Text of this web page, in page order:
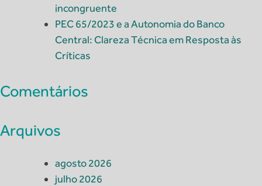
incongruente
PEC 65/2023 e a Autonomia do Banco
Central: Clareza Técnica em Resposta às
Críticas
Comentários
Arquivos
agosto 2026
julho 2026